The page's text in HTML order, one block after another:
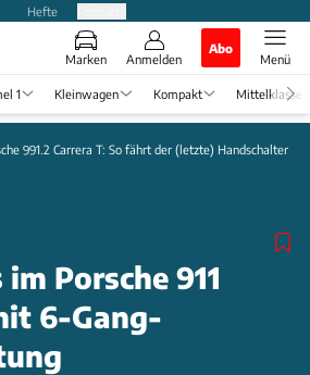
Hefte
Marken Anmelden
Abo
Menü
1 Kleinwagen Kompakt Mittelklasse
991.2 Carrera T: So fährt der (letzte) Handschalter
Porsche 911
6-Gang-